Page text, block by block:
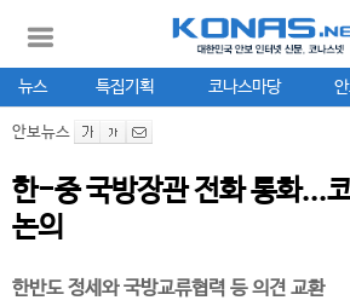
뉴스 특집기획 코나스마당
안보뉴스
한-중 국방장관 전화 통화...
논의
한반도 정세와 국방교류협력 등 의견 교환